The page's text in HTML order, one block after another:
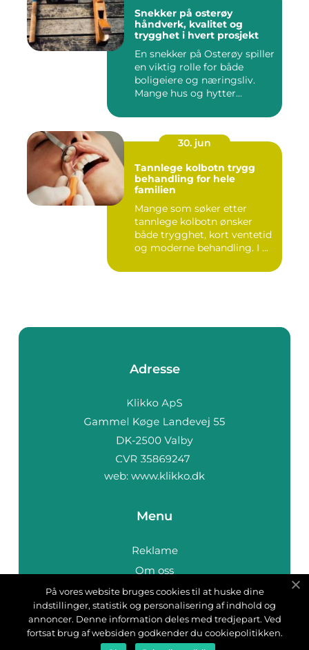
Snekker på osterøy
håndverk, kvalitet og
trygghet i hvert prosjekt
En snekker på Osterøy spiller
en viktig rolle for både
boligeiere og næringsliv.
Mange hus og hytter...
30. jun
Tannlege kolbotn trygg
behandling for hele
familien
Mange som søker etter
tannlege kolbotn ønsker
både trygghet, kort ventetid
og moderne behandling. I ...
Adresse
web: www.klikko.dk
Menu
Reklame
Om oss
Cookies
Kontakt Oss
Sitemap
På vores website bruges cookies til at huske dine
indstillinger, statistik og personalisering af indhold og
annoncer. Denne information deles med tredjepart. Ved
fortsat brug af websiden godkender du cookiepolitikken.